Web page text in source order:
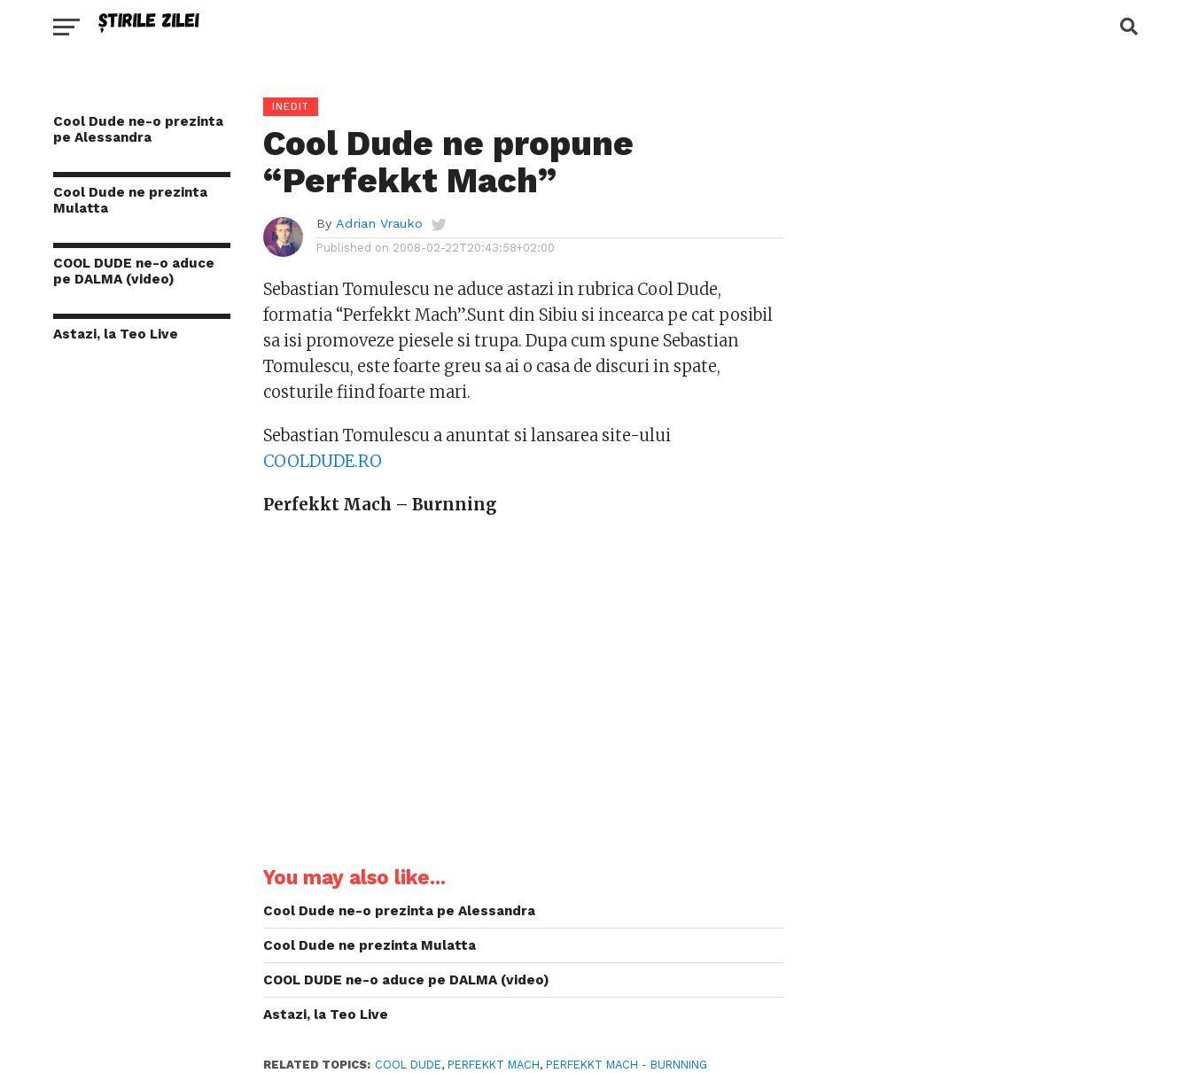
Cool Dude ne-o prezinta
pe Alessandra
Cool Dude ne prezinta
Mulatta
COOL DUDE ne-o aduce
pe DALMA (video)
Astazi, la Teo Live
INEDIT
Cool Dude ne propune
“Perfekkt Mach”
By Adrian Vrauko
Published on 2008-02-22T20:43:58+02:00
Sebastian Tomulescu ne aduce astazi in rubrica Cool Dude,
formatia “Perfekkt Mach”.Sunt din Sibiu si incearca pe cat posibil
sa isi promoveze piesele si trupa.Dupa cum spune Sebastian
Tomulescu, este foarte greu sa ai o casa de discuri in spate,
costurile fiind foarte mari.
Sebastian Tomulescu a anuntat si lansarea site-ului
COOLDUDE.RO
Perfekkt Mach – Burnning
You may also like...
Cool Dude ne-o prezinta pe Alessandra
Cool Dude ne prezinta Mulatta
COOL DUDE ne-o aduce pe DALMA (video)
Astazi, la Teo Live
RELATED TOPICS: COOL DUDE,PERFEKKT MACH,PERFEKKT MACH - BURNNING